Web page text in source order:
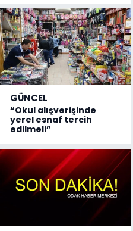
GÜNCEL
“Okul alışverişinde
yerel esnaf tercih
edilmeli”